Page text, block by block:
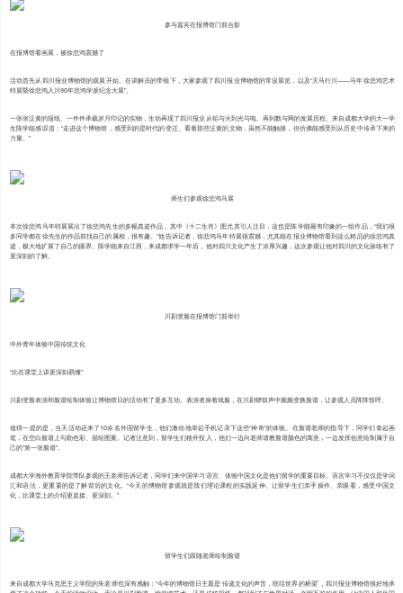
参与嘉宾在报博馆门前合影
在报博馆看画展，被徐悲鸿震撼了
活动首先从四川报业博物馆的观展开始。在讲解员的带领下，大家参观了四川报业博物馆的常设展览，以及“天马行川——马年徐悲鸿艺术
特展暨徐悲鸿入川90年悲鸿学派纪念大展”。
一张张泛黄的报纸、一件件承载岁月印记的实物，生动再现了四川报业从铅与火到光与电、再到数与网的发展历程。来自成都大学的大一学
生陈学能感叹道：“走进这个博物馆，感受到的是时代的变迁。看着那些泛黄的文物，虽然不能触摸，但仿佛能感受到从历史中传承下来的
力量。”
师生们参观徐悲鸿马展
本次徐悲鸿马年特展展出了徐悲鸿先生的多幅真迹作品，其中《十二生肖》图尤其引人注目，这也是陈学能最有印象的一组作品，“我们很
多同学都在徐先生的作品前找自己的属相，很有趣。”他告诉记者，徐悲鸿马年特展很震撼，尤其能在报业博物馆看到这么精品的徐悲鸿真
迹，极大地扩展了自己的眼界。陈学能来自江西，来成都求学一年后，他对四川文化产生了浓厚兴趣，这次参观让他对四川的文化脉络有了
更深刻的了解。
川剧变脸在报博馆门前举行
中外青年体验中国传统文化
“比在课堂上讲更深刻易懂”
川剧变脸表演和脸谱绘制体验让博物馆日的活动有了更多互动。表演者身着戏服，在川剧锣鼓声中频频变换脸谱，让参观人员阵阵惊呼。
值得一提的是，当天活动还来了10余名外国留学生，他们激动地举起手机记录下这些“神奇”的体验。在脸谱老师的指导下，同学们拿起画
笔，在空白脸谱上勾勒色彩、描绘图案。记者注意到，留学生们格外投入，他们一边向老师请教脸谱颜色的寓意，一边发挥创意绘制属于自
己的“第一张脸谱”。
成都大学海外教育学院带队参观的王老师告诉记者，同学们来中国学习语言、体验中国文化是他们留学的重要目标。语言学习不仅仅是学词
汇和语法，更重要的是了解背后的文化。“今天的博物馆参观就是我们理论课程的实践延伸。让留学生们亲手操作、亲眼看，感受中国文
化，比课堂上的介绍更直接、更深刻。”
留学生们跟随老师绘制脸谱
来自成都大学马克思主义学院的朱老师也深有感触：“今年的博物馆日主题是‘传递文化的声音，联结世界的桥梁’，四川报业博物馆很好地承